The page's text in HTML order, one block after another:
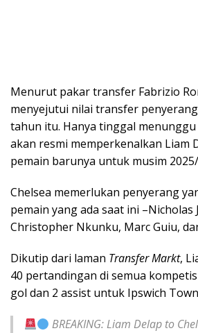
Menurut pakar transfer Fabrizio
menyejutui nilai transfer
tahun itu. Hanya tinggal menunggu
akan resmi memperkenalkan Liam
pemain barunya untuk musim
Chelsea memerlukan penyerang
pemain yang ada saat ini –Nicholas
Christopher Nkunku, Marc Guiu,
Dikutip dari laman Transfer Markt,
40 pertandingan di semua
gol dan 2 assist untuk Ipswich
BREAKING: Liam Delap to